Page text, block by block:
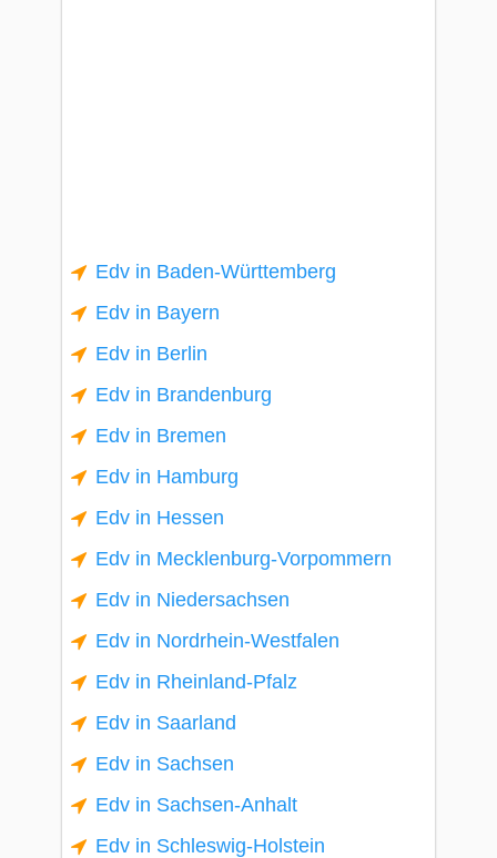
Edv in Baden-Württemberg
Edv in Bayern
Edv in Berlin
Edv in Brandenburg
Edv in Bremen
Edv in Hamburg
Edv in Hessen
Edv in Mecklenburg-Vorpommern
Edv in Niedersachsen
Edv in Nordrhein-Westfalen
Edv in Rheinland-Pfalz
Edv in Saarland
Edv in Sachsen
Edv in Sachsen-Anhalt
Edv in Schleswig-Holstein